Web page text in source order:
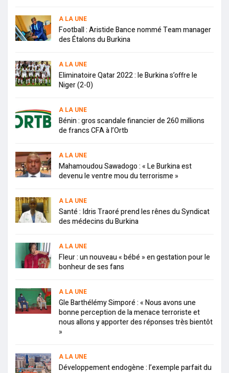
A LA UNE
Football : Aristide Bance nommé Team manager
des Étalons du Burkina
A LA UNE
Eliminatoire Qatar 2022 : le Burkina s’offre le
Niger (2-0)
A LA UNE
Bénin : gros scandale financier de 260 millions
de francs CFA à l’Ortb
A LA UNE
Mahamoudou Sawadogo : « Le Burkina est
devenu le ventre mou du terrorisme »
A LA UNE
Santé : Idris Traoré prend les rênes du Syndicat
des médecins du Burkina
A LA UNE
Fleur : un nouveau « bébé » en gestation pour le
bonheur de ses fans
A LA UNE
Gle Barthélémy Simporé : « Nous avons une
bonne perception de la menace terroriste et
nous allons y apporter des réponses très bientôt
»
A LA UNE
Développement endogène : l’exemple parfait du